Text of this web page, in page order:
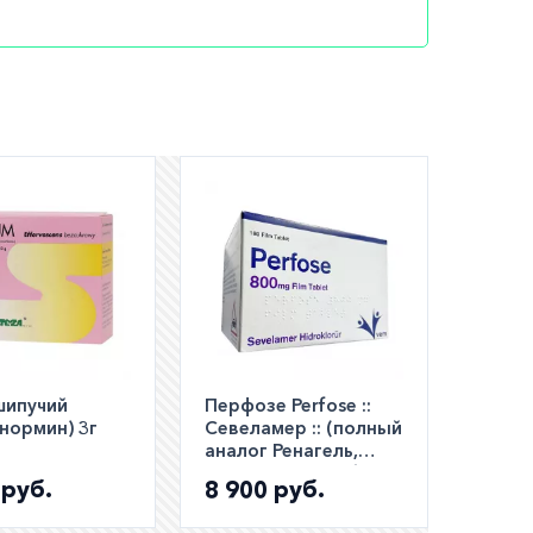
по РФ)3г
Перфозе Perfose ::
Севеламер :: (полный
аналог Ренагель,
Селамерекс) таб.
800мг №180
8 900 руб.